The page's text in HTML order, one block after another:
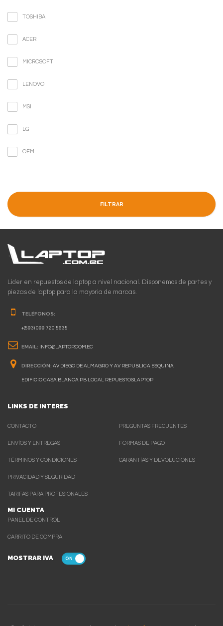
TOSHIBA
ACER
MICROSOFT
LENOVO
MSI
LG
OEM
FILTRAR
Lider en repuestos de laptop a nivel nacional. Disponemos de partes y
piezas de laptop para la mayoria de marcas.
TELÉFONOS:
+(593) 099 720 5635
EMAIL: INFO@LAPTOP.COM.EC
DIRECCIÓN: AV. DIEGO DE ALMAGRO Y AV REPUBLICA ESQUINA.
EDIFICIO CASA BLANCA PB LOCAL REPUESTOSLAPTOP
LINKS DE INTERES
CONTACTO
ENVÍOS Y ENTREGAS
TÉRMINOS Y CONDICIONES
PRIVACIDAD Y SEGURIDAD
TARIFAS PARA PROFESIONALES
MI CUENTA
PANEL DE CONTROL
CARRITO DE COMPRA
PREGUNTAS FRECUENTES
FORMAS DE PAGO
GARANTÍAS Y DEVOLUCIONES
MOSTRAR IVA